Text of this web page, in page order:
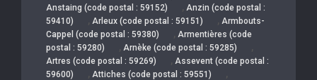
Anstaing (code postal : 59152) , Anzin (code postal :
59410)
, Arleux (code postal : 59151) , Armbouts-
Cappel (code postal : 59380)
, Armentières (code
postal : 59280)
, Arnèke (code postal : 59285) ,
Artres (code postal : 59269) , Assevent (code postal :
59600)
, Attiches (code postal : 59551) ,